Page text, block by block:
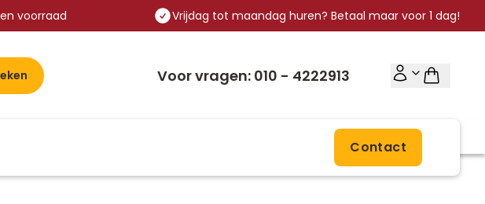
voorraad Vrijdag tot maandag huren? Betaal maar voor 1 dag!
Voor vragen: 010 - 4222913
Contact